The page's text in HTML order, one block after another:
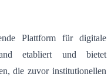
Plattform für digitale
etabliert und bietet
die zuvor institutionellen